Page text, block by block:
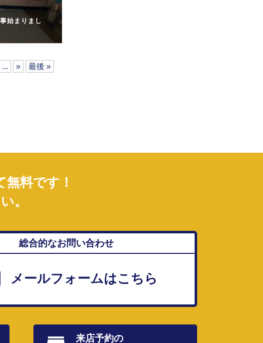
始まりまし
... » 最後 »
料です！
。
総合的なお問い合わせ
メールフォームはこちら
来店予約の